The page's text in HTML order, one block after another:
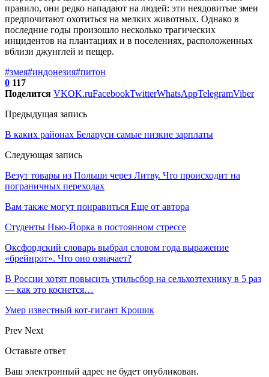
правило, они редко нападают на людей: эти неядовитые змеи
предпочитают охотиться на мелких животных. Однако в
последние годы произошло несколько трагических
инцидентов на плантациях и в поселениях, расположенных
вблизи джунглей и пещер.
#змея#индонезия#питон
0 117
Поделится VKOK.ruFacebookTwitterWhatsAppTelegramViber
Предыдущая запись
В каких районах Беларуси самые низкие зарплаты
Следующая запись
Везут товары из Польши через Литву. Что происходит на
пограничных переходах
Вам также могут понравиться Еще от автора
Студенты Нью-Йорка в постоянном стрессе
Оксфордский словарь выбрал словом года выражение
«брейнрот». Что оно означает?
В России хотят повысить утильсбор на сельхозтехнику в 5 раз
— как это коснется…
Умер известный кот-гигант Крошик
Prev Next
Оставьте ответ
Ваш электронный адрес не будет опубликован.